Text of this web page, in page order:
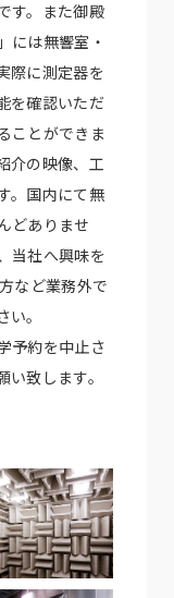
す。また御殿
には無響室・
際に測定器を
を確認いただ
ことができま
介の映像、工
。国内にて無
どありませ
当社へ興味を
など業務外で
。
予約を中止さ
致します。